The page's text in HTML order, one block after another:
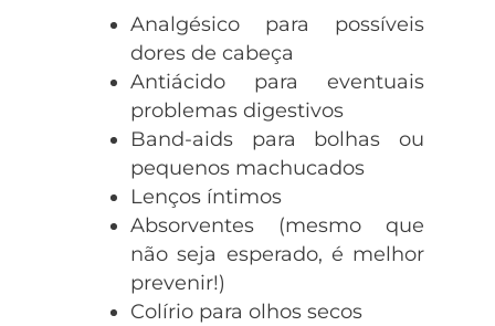
Analgésico para possíveis
dores de cabeça
Antiácido para eventuais
problemas digestivos
Band-aids para bolhas ou
pequenos machucados
Lenços íntimos
Absorventes (mesmo que
não seja esperado, é melhor
prevenir!)
Colírio para olhos secos